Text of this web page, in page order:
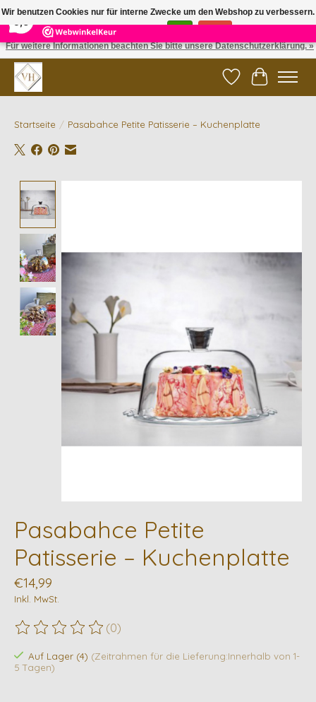
5 Reviews ×
✓ Gratis verzending vanaf €200 | ✓ 14 dagen retourneren
Wunschzettel
Ihr
Startseite / Pasabahce Petite Patisserie – Kuchenplatte
Pasabahce Petite
Patisserie – Kuchenplatte
€14,99
Inkl. MwSt.
Die Bewertung dieses Produkts ist
(0)
Auf Lager (4) (Zeitrahmen für die Lieferung:Innerhalb von 1-
5 Tagen)
Wir benutzen Cookies nur für interne Zwecke um den Webshop zu verbessern.
Ist das in Ordnung?
Für weitere Informationen beachten Sie bitte unsere Datenschutzerklärung. »